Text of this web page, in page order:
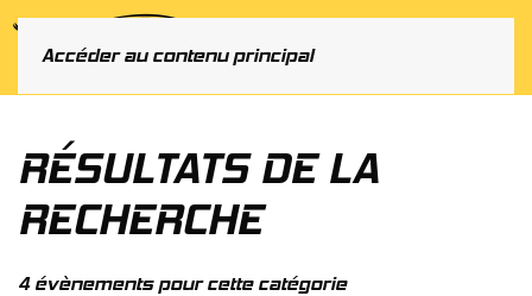
Accéder au contenu principal
RÉSULTATS DE LA
RECHERCHE
4 évènements pour cette catégorie